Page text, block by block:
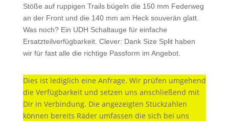
Stöße auf ruppigen Trails bügeln die 150 mm Federweg
an der Front und die 140 mm am Heck souverän glatt.
Was noch? Ein UDH Schaltauge für einfache
Ersatzteilverfügbarkeit. Clever: Dank Size Split haben
wir für fast alle die richtige Passform im Angebot.
Dies ist lediglich eine Anfrage. Wir prüfen umgehend
die Verfügbarkeit und setzen uns anschließend mit
Dir in Verbindung. Die angezeigten Stückzahlen
können bereits Räder umfassen die sich bei uns